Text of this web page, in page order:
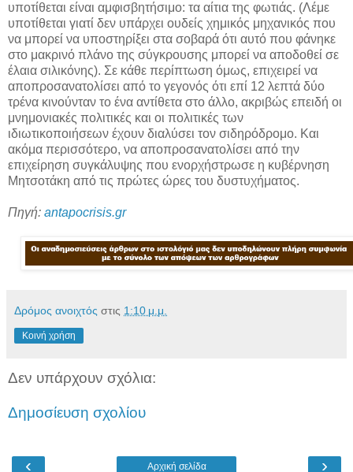
υποτίθεται είναι αμφισβητήσιμο: τα αίτια της φωτιάς. (Λέμε
υποτίθεται γιατί δεν υπάρχει ουδείς χημικός μηχανικός που
να μπορεί να υποστηρίξει στα σοβαρά ότι αυτό που φάνηκε
στο μακρινό πλάνο της σύγκρουσης μπορεί να αποδοθεί σε
έλαια σιλικόνης). Σε κάθε περίπτωση όμως, επιχειρεί να
αποπροσανατολίσει από το γεγονός ότι επί 12 λεπτά δύο
τρένα κινούνταν το ένα αντίθετα στο άλλο, ακριβώς επειδή οι
μνημονιακές πολιτικές και οι πολιτικές των
ιδιωτικοποιήσεων έχουν διαλύσει τον σιδηρόδρομο. Και
ακόμα περισσότερο, να αποπροσανατολίσει από την
επιχείρηση συγκάλυψης που ενορχήστρωσε η κυβέρνηση
Μητσοτάκη από τις πρώτες ώρες του δυστυχήματος.
Πηγή: antapocrisis.gr
Δρόμος ανοιχτός στις 1:10 μ.μ.
Κοινή χρήση
Δεν υπάρχουν σχόλια:
Δημοσίευση σχολίου
‹ ›
Αρχική σελίδα